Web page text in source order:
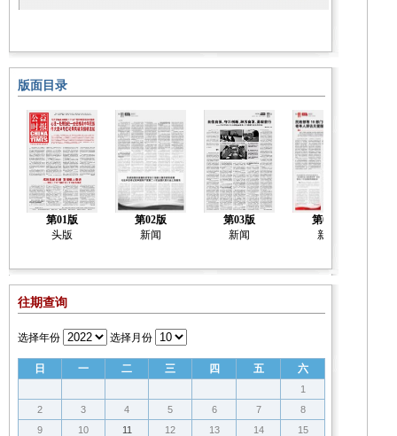
版面目录
第01版
头版
第02版
新闻
第03版
新闻
第04版
新闻
往期查询
选择年份 选择月份
日 一 二 三 四 五 六
1
2
3 4 5 6 7
8
9
10 11 12 13 14
15